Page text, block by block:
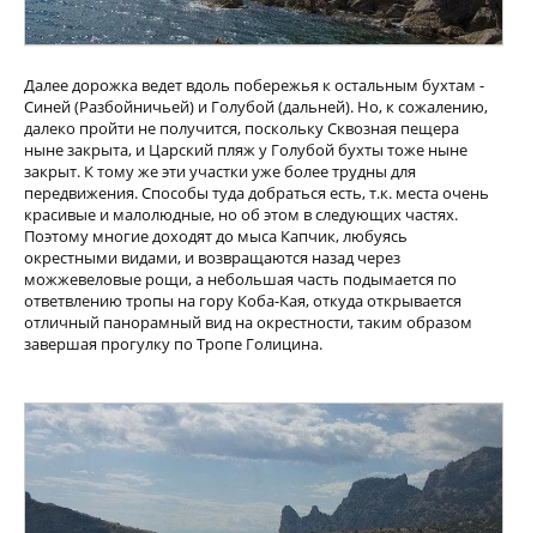
Далее дорожка ведет вдоль побережья к остальным бухтам -
Синей (Разбойничьей) и Голубой (дальней). Но, к сожалению,
далеко пройти не получится, поскольку Сквозная пещера
ныне закрыта, и Царский пляж у Голубой бухты тоже ныне
закрыт. К тому же эти участки уже более трудны для
передвижения. Способы туда добраться есть, т.к. места очень
красивые и малолюдные, но об этом в следующих частях.
Поэтому многие доходят до мыса Капчик, любуясь
окрестными видами, и возвращаются назад через
можжевеловые рощи, а небольшая часть подымается по
ответвлению тропы на гору Коба-Кая, откуда открывается
отличный панорамный вид на окрестности, таким образом
завершая прогулку по Тропе Голицина.